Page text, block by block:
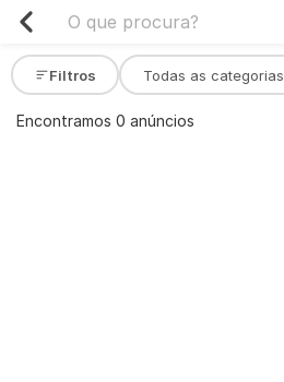
Filtros Todas as categorias
Encontramos 0 anúncios